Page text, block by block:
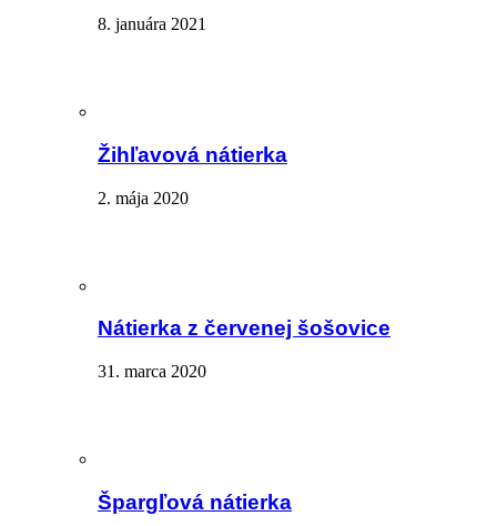
8. januára 2021
Žihľavová nátierka
2. mája 2020
Nátierka z červenej šošovice
31. marca 2020
Špargľová nátierka